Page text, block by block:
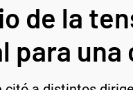
de la
para